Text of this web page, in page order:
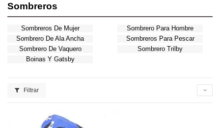
Sombreros
Sombreros De Mujer
Sombrero Para Hombre
Sombrero De Ala Ancha
Sombreros Para Pescar
Sombrero De Vaquero
Sombrero Trilby
Boinas Y Gatsby
Filtrar